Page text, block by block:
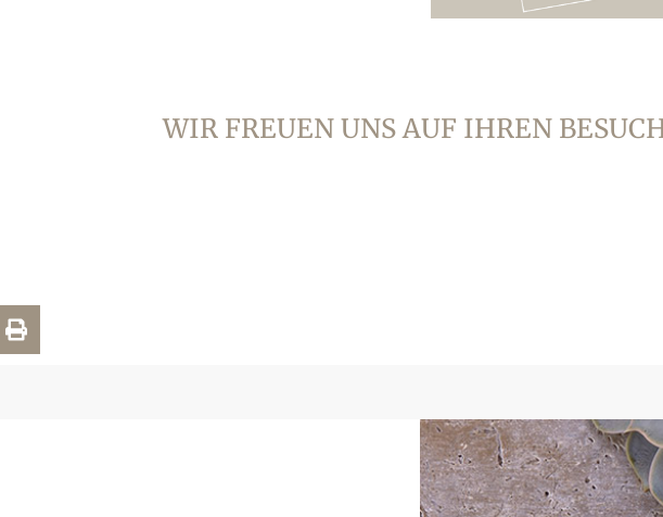
WIR FREUEN UNS AUF IHREN